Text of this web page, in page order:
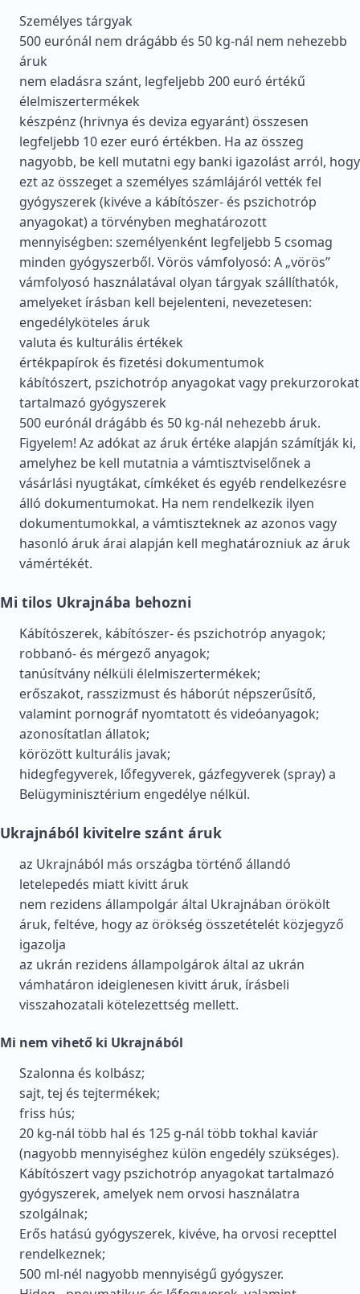
Személyes tárgyak
500 eurónál nem drágább és 50 kg-nál nem nehezebb
áruk
nem eladásra szánt, legfeljebb 200 euró értékű
élelmiszertermékek
készpénz (hrivnya és deviza egyaránt) összesen
legfeljebb 10 ezer euró értékben. Ha az összeg
nagyobb, be kell mutatni egy banki igazolást arról, hogy
ezt az összeget a személyes számlájáról vették fel
gyógyszerek (kivéve a kábítószer- és pszichotróp
anyagokat) a törvényben meghatározott
mennyiségben: személyenként legfeljebb 5 csomag
minden gyógyszerből. Vörös vámfolyosó: A „vörös”
vámfolyosó használatával olyan tárgyak szállíthatók,
amelyeket írásban kell bejelenteni, nevezetesen:
engedélyköteles áruk
valuta és kulturális értékek
értékpapírok és fizetési dokumentumok
kábítószert, pszichotróp anyagokat vagy prekurzorokat
tartalmazó gyógyszerek
500 eurónál drágább és 50 kg-nál nehezebb áruk.
Figyelem! Az adókat az áruk értéke alapján számítják ki,
amelyhez be kell mutatnia a vámtisztviselőnek a
vásárlási nyugtákat, címkéket és egyéb rendelkezésre
álló dokumentumokat. Ha nem rendelkezik ilyen
dokumentumokkal, a vámtiszteknek az azonos vagy
hasonló áruk árai alapján kell meghatározniuk az áruk
vámértékét.
Mi tilos Ukrajnába behozni
Kábítószerek, kábítószer- és pszichotróp anyagok;
robbanó- és mérgező anyagok;
tanúsítvány nélküli élelmiszertermékek;
erőszakot, rasszizmust és háborút népszerűsítő,
valamint pornográf nyomtatott és videóanyagok;
azonosítatlan állatok;
körözött kulturális javak;
hidegfegyverek, lőfegyverek, gázfegyverek (spray) a
Belügyminisztérium engedélye nélkül.
Ukrajnából kivitelre szánt áruk
az Ukrajnából más országba történő állandó
letelepedés miatt kivitt áruk
nem rezidens állampolgár által Ukrajnában örökölt
áruk, feltéve, hogy az örökség összetételét közjegyző
igazolja
az ukrán rezidens állampolgárok által az ukrán
vámhatáron ideiglenesen kivitt áruk, írásbeli
visszahozatali kötelezettség mellett.
Mi nem vihető ki Ukrajnából
Szalonna és kolbász;
sajt, tej és tejtermékek;
friss hús;
20 kg-nál több hal és 125 g-nál több tokhal kaviár
(nagyobb mennyiséghez külön engedély szükséges).
Kábítószert vagy pszichotróp anyagokat tartalmazó
gyógyszerek, amelyek nem orvosi használatra
szolgálnak;
Erős hatású gyógyszerek, kivéve, ha orvosi recepttel
rendelkeznek;
500 ml-nél nagyobb mennyiségű gyógyszer.